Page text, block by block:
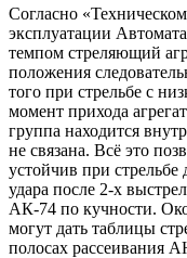
Согласно
эксплуатации
темпом стреляющий
положения
того при стрельбе с
момент прихода
группа находится
не связана. Всё это
устойчив при
удара после 2-х
АК-74 по кучности.
могут дать таблицы
полосах рассеивания